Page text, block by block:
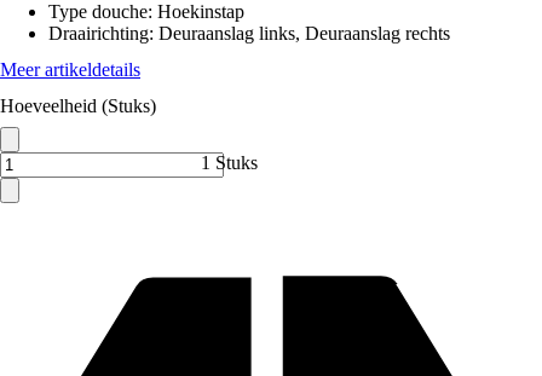
Type douche: Hoekinstap
Draairichting: Deuraanslag links, Deuraanslag rechts
Meer artikeldetails
Hoeveelheid (Stuks)
1 Stuks